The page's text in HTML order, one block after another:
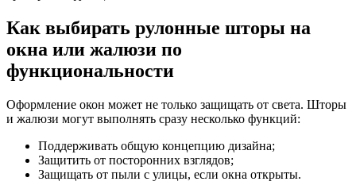
Как выбирать рулонные шторы на
окна или жалюзи по
функциональности
Оформление окон может не только защищать от света. Шторы
и жалюзи могут выполнять сразу несколько функций:
Поддерживать общую концепцию дизайна;
Защитить от посторонних взглядов;
Защищать от пыли с улицы, если окна открыты.